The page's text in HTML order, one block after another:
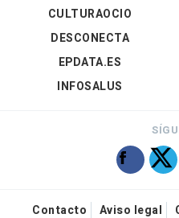
CULTURAOCIO
DESCONECTA
EPDATA.ES
INFOSALUS
Contacto Aviso legal